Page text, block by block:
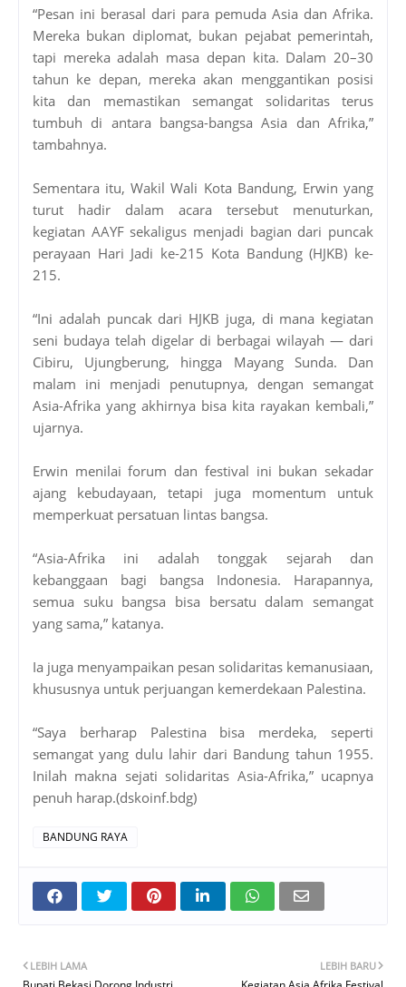
“Pesan ini berasal dari para pemuda Asia dan Afrika.
Mereka bukan diplomat, bukan pejabat pemerintah,
tapi mereka adalah masa depan kita. Dalam 20–30
tahun ke depan, mereka akan menggantikan posisi
kita dan memastikan semangat solidaritas terus
tumbuh di antara bangsa-bangsa Asia dan Afrika,”
tambahnya.
Sementara itu, Wakil Wali Kota Bandung, Erwin yang
turut hadir dalam acara tersebut menuturkan,
kegiatan AAYF sekaligus menjadi bagian dari puncak
perayaan Hari Jadi ke-215 Kota Bandung (HJKB) ke-
215.
“Ini adalah puncak dari HJKB juga, di mana kegiatan
seni budaya telah digelar di berbagai wilayah — dari
Cibiru, Ujungberung, hingga Mayang Sunda. Dan
malam ini menjadi penutupnya, dengan semangat
Asia-Afrika yang akhirnya bisa kita rayakan kembali,”
ujarnya.
Erwin menilai forum dan festival ini bukan sekadar
ajang kebudayaan, tetapi juga momentum untuk
memperkuat persatuan lintas bangsa.
“Asia-Afrika ini adalah tonggak sejarah dan
kebanggaan bagi bangsa Indonesia. Harapannya,
semua suku bangsa bisa bersatu dalam semangat
yang sama,” katanya.
Ia juga menyampaikan pesan solidaritas kemanusiaan,
khususnya untuk perjuangan kemerdekaan Palestina.
“Saya berharap Palestina bisa merdeka, seperti
semangat yang dulu lahir dari Bandung tahun 1955.
Inilah makna sejati solidaritas Asia-Afrika,” ucapnya
penuh harap.(dskoinf.bdg)
BANDUNG RAYA
LEBIH BARU
LEBIH LAMA